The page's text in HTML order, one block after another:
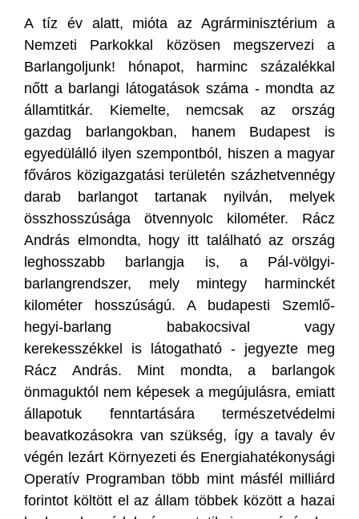
A tíz év alatt, mióta az Agrárminisztérium a
Nemzeti Parkokkal közösen megszervezi a
Barlangoljunk! hónapot, harminc százalékkal
nőtt a barlangi látogatások száma - mondta az
államtitkár. Kiemelte, nemcsak az ország
gazdag barlangokban, hanem Budapest is
egyedülálló ilyen szempontból, hiszen a magyar
főváros közigazgatási területén százhetvennégy
darab barlangot tartanak nyilván, melyek
összhosszúsága ötvennyolc kilométer. Rácz
András elmondta, hogy itt található az ország
leghosszabb barlangja is, a Pál-völgyi-
barlangrendszer, mely mintegy harminckét
kilométer hosszúságú. A budapesti Szemlő-
hegyi-barlang babakocsival vagy
kerekesszékkel is látogatható - jegyezte meg
Rácz András. Mint mondta, a barlangok
önmaguktól nem képesek a megújulásra, emiatt
állapotuk fenntartására természetvédelmi
beavatkozásokra van szükség, így a tavaly év
végén lezárt Környezeti és Energiahatékonysági
Operatív Programban több mint másfél milliárd
forintot költött el az állam többek között a hazai